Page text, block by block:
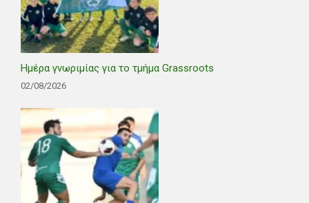
Ημέρα γνωριμίας για το τμήμα Grassroots
02/08/2026